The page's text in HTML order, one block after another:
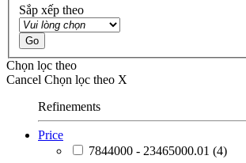
Sắp xếp theo
Go
Chọn lọc theo
Cancel Chọn lọc theo X
Refinements
Price
7844000 - 23465000.01 (4)